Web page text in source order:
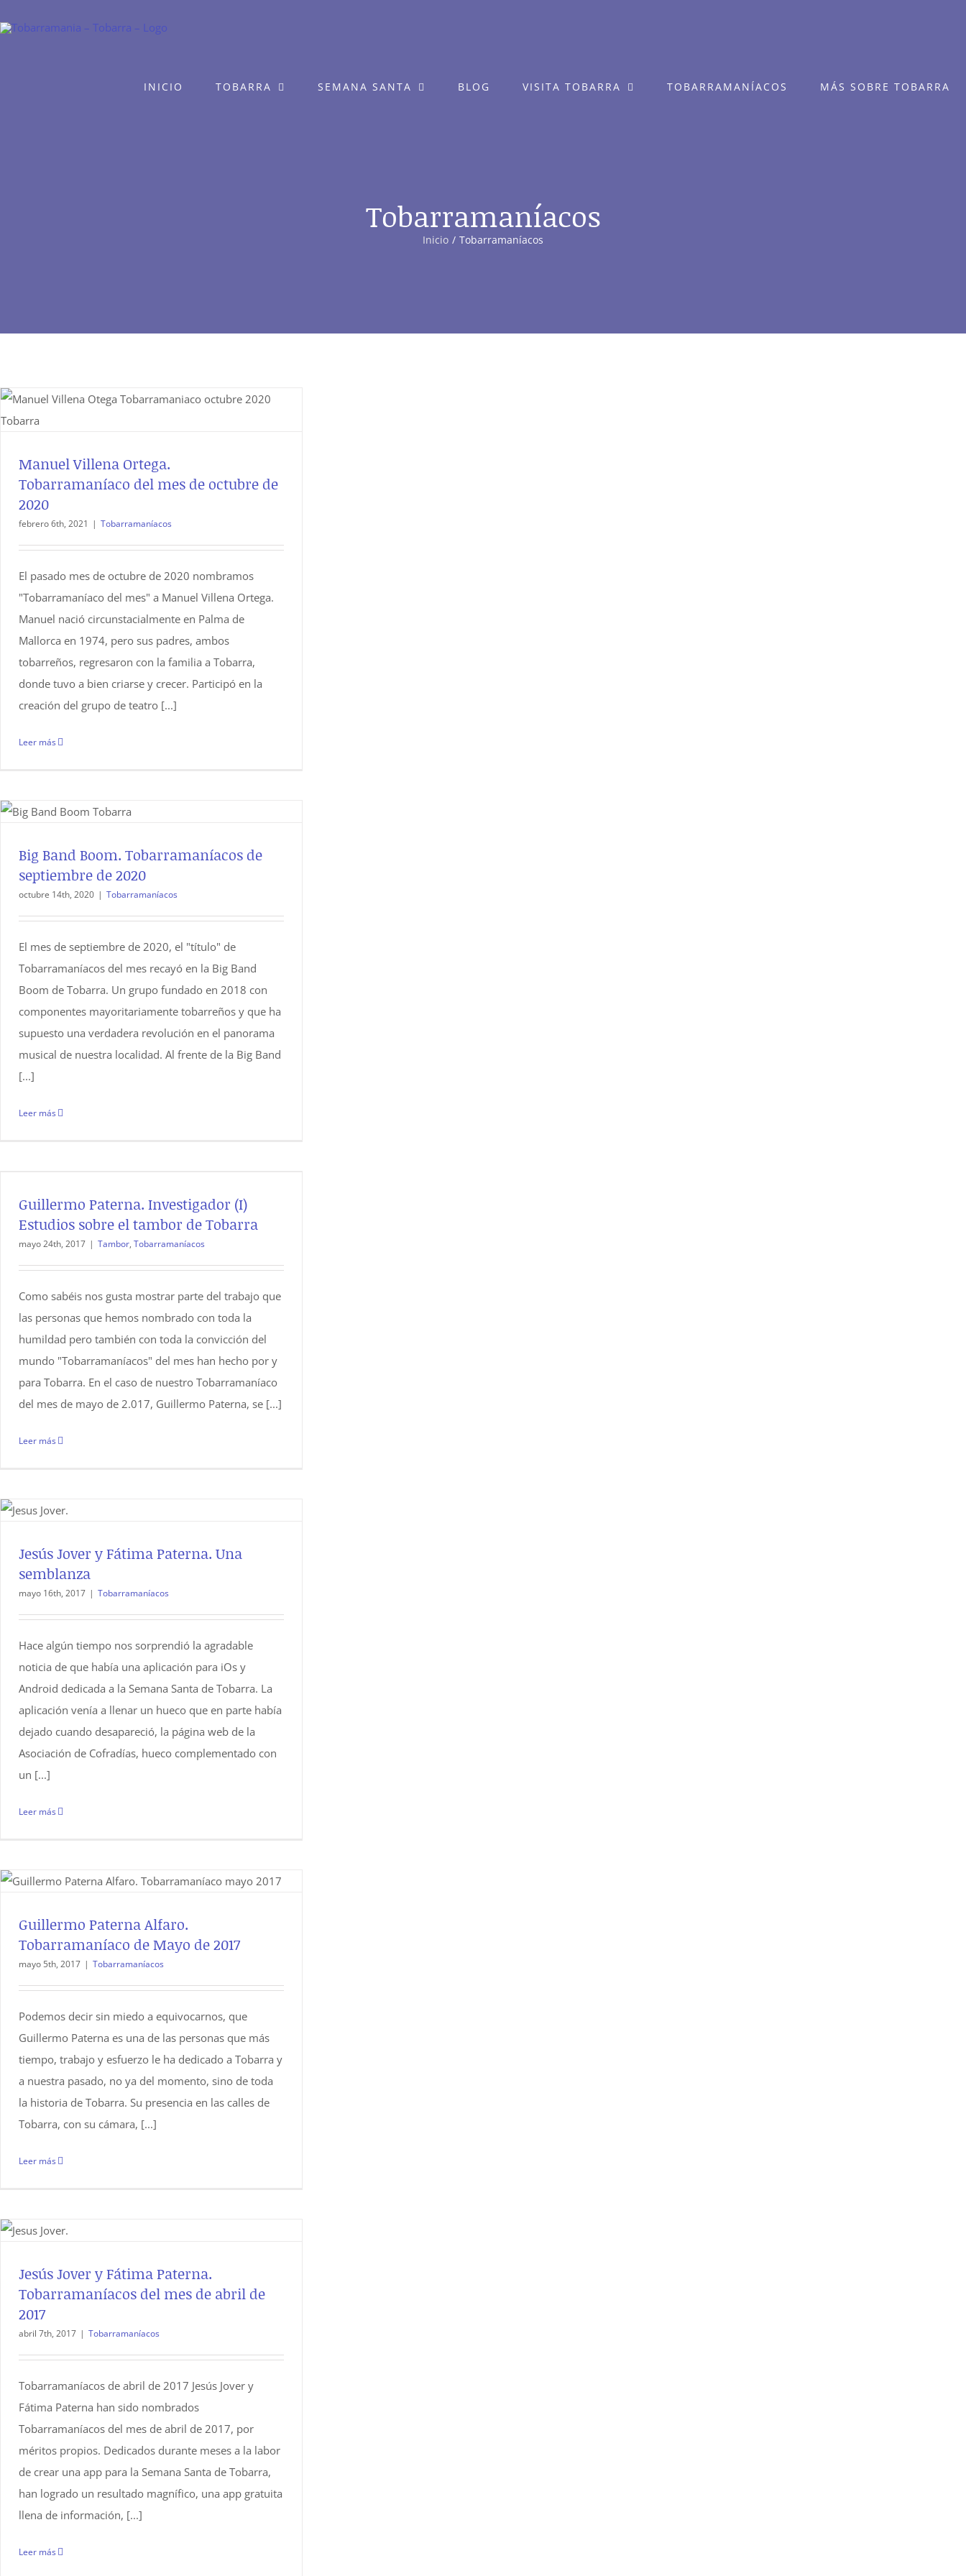
al
INICIO TOBARRA SEMANA SANTA BLOG VISITA TOBARRA TOBARRAMANÍACOS MÁS SOBRE TOBARRA
Tobarramaníacos
Inicio Tobarramaníacos
Manuel Villena Ortega.
Tobarramaníaco del mes de octubre de
2020
febrero 6th, 2021 | Tobarramaníacos
El pasado mes de octubre de 2020 nombramos
"Tobarramaníaco del mes" a Manuel Villena Ortega.
Manuel nació circunstacialmente en Palma de
Mallorca en 1974, pero sus padres, ambos
tobarreños, regresaron con la familia a Tobarra,
donde tuvo a bien criarse y crecer. Participó en la
creación del grupo de teatro [...]
Leer más
Big Band Boom. Tobarramaníacos de
septiembre de 2020
octubre 14th, 2020 | Tobarramaníacos
El mes de septiembre de 2020, el "título" de
Tobarramaníacos del mes recayó en la Big Band
Boom de Tobarra. Un grupo fundado en 2018 con
componentes mayoritariamente tobarreños y que ha
supuesto una verdadera revolución en el panorama
musical de nuestra localidad. Al frente de la Big Band
[...]
Leer más
Guillermo Paterna. Investigador (I)
Estudios sobre el tambor de Tobarra
mayo 24th, 2017 | Tambor, Tobarramaníacos
Como sabéis nos gusta mostrar parte del trabajo que
las personas que hemos nombrado con toda la
humildad pero también con toda la convicción del
mundo "Tobarramaníacos" del mes han hecho por y
para Tobarra. En el caso de nuestro Tobarramaníaco
del mes de mayo de 2.017, Guillermo Paterna, se [...]
Leer más
Jesús Jover y Fátima Paterna. Una
semblanza
mayo 16th, 2017 | Tobarramaníacos
Hace algún tiempo nos sorprendió la agradable
noticia de que había una aplicación para iOs y
Android dedicada a la Semana Santa de Tobarra. La
aplicación venía a llenar un hueco que en parte había
dejado cuando desapareció, la página web de la
Asociación de Cofradías, hueco complementado con
un [...]
Leer más
Guillermo Paterna Alfaro.
Tobarramaníaco de Mayo de 2017
mayo 5th, 2017 | Tobarramaníacos
Podemos decir sin miedo a equivocarnos, que
Guillermo Paterna es una de las personas que más
tiempo, trabajo y esfuerzo le ha dedicado a Tobarra y
a nuestra pasado, no ya del momento, sino de toda
la historia de Tobarra. Su presencia en las calles de
Tobarra, con su cámara, [...]
Leer más
Jesús Jover y Fátima Paterna.
Tobarramaníacos del mes de abril de
2017
abril 7th, 2017 | Tobarramaníacos
Tobarramaníacos de abril de 2017 Jesús Jover y
Fátima Paterna han sido nombrados
Tobarramaníacos del mes de abril de 2017, por
méritos propios. Dedicados durante meses a la labor
de crear una app para la Semana Santa de Tobarra,
han logrado un resultado magnífico, una app gratuita
llena de información, [...]
Leer más